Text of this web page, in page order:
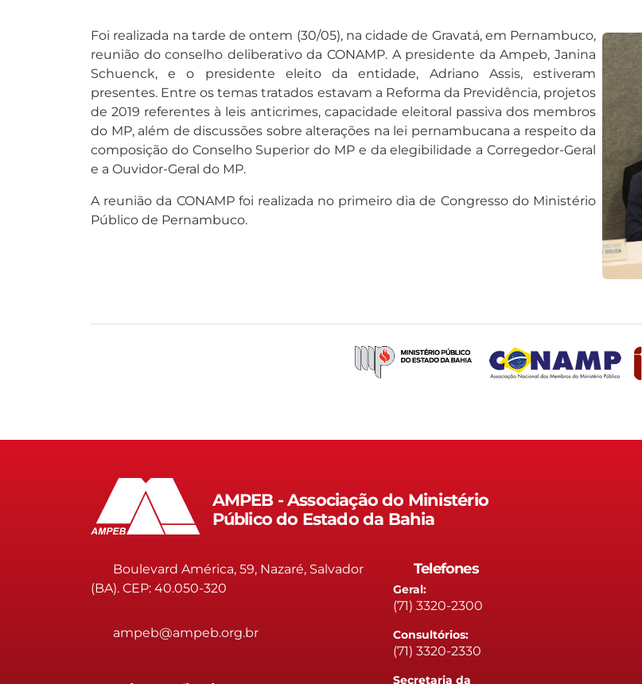
Foi realizada na tarde de ontem (30/05), na cidade de Gravatá, em Pernambuco,
reunião do conselho deliberativo da CONAMP. A presidente da Ampeb, Janina
Schuenck, e o presidente eleito da entidade, Adriano Assis, estiveram
presentes. Entre os temas tratados estavam a Reforma da Previdência, projetos
de 2019 referentes à leis anticrimes, capacidade eleitoral passiva dos membros
do MP, além de discussões sobre alterações na lei pernambucana a respeito da
composição do Conselho Superior do MP e da elegibilidade a Corregedor-Geral
e a Ouvidor-Geral do MP.
A reunião da CONAMP foi realizada no primeiro dia de Congresso do Ministério
Público de Pernambuco.
AMPEB - Associação do Ministério
Público do Estado da Bahia
Boulevard América, 59, Nazaré, Salvador
(BA). CEP: 40.050-320
ampeb@ampeb.org.br
Telefones
Geral:
(71) 3320-2300
Consultórios:
(71) 3320-2330
Secretaria da